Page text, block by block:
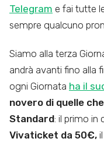
Telegram e fai tutte
sempre qualcuno
Siamo alla terza
andrà avanti fino alla
ogni Giornata ha il
novero di quelle
Standard: il primo in
Vivaticket da 50€, il